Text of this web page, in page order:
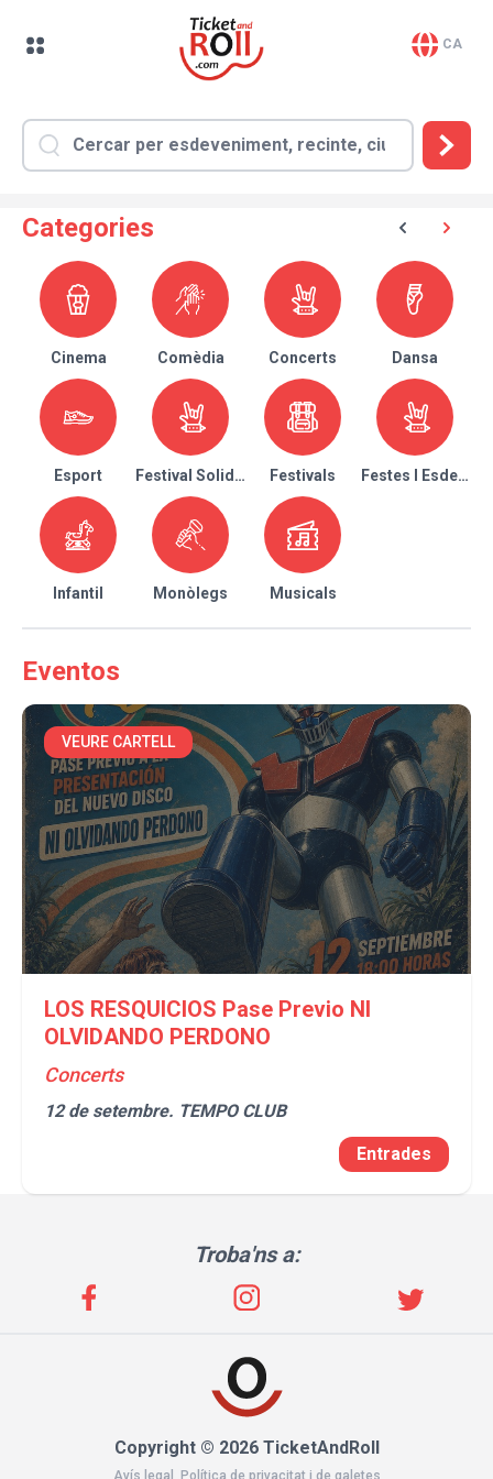
CA
Categories
Cinema Comèdia Concerts Dansa
Esport Festival Solidari Festivals Festes I
Infantil Monòlegs Musicals
Eventos
VEURE CARTELL
LOS RESQUICIOS Pase Previo NI
OLVIDANDO PERDONO
Concerts
12 de setembre. TEMPO CLUB
Entrades
Troba'ns a:
Copyright © 2026 TicketAndRoll
Avís legal Política de privacitat i de galetes